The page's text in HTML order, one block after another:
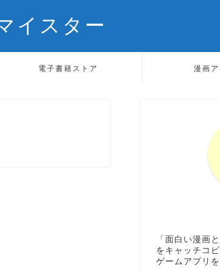
イスター
電子書籍ストア 漫画ア
「面白い漫画
をキャッチコ
ゲームアプリ